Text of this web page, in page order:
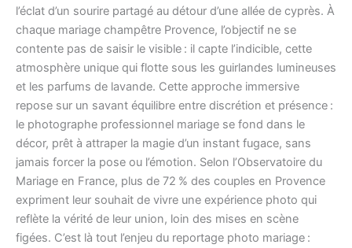
l’éclat d’un sourire partagé au détour d’une allée de cyprès. À
chaque mariage champêtre Provence, l’objectif ne se
contente pas de saisir le visible : il capte l’indicible, cette
atmosphère unique qui flotte sous les guirlandes lumineuses
et les parfums de lavande. Cette approche immersive
repose sur un savant équilibre entre discrétion et présence :
le photographe professionnel mariage se fond dans le
décor, prêt à attraper la magie d’un instant fugace, sans
jamais forcer la pose ou l’émotion. Selon l’Observatoire du
Mariage en France, plus de 72 % des couples en Provence
expriment leur souhait de vivre une expérience photo qui
reflète la vérité de leur union, loin des mises en scène
figées. C’est là tout l’enjeu du reportage photo mariage :